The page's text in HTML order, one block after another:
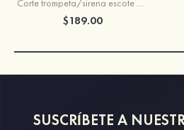
$189.00
SUSCRÍBETE A